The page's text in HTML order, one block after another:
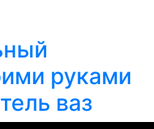
руками
ваз